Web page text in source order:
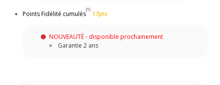
Points Fidélité cumulés
(1)
17pts
NOUVEAUTÉ - disponible prochainement
Garantie 2 ans